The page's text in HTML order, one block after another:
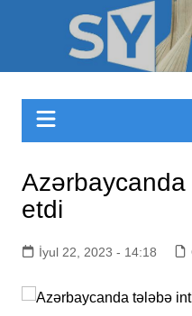
etdi
İyul 22, 2023 - 14:18